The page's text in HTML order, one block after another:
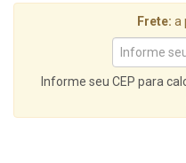
Frete: a
Informe seu CEP para